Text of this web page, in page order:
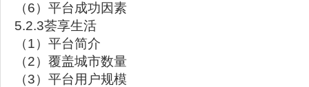
（6）平台成功因素
5.2.3荟享生活
（1）平台简介
（2）覆盖城市数量
（3）平台用户规模